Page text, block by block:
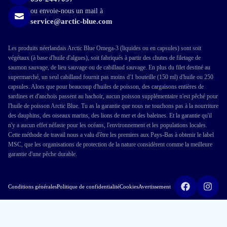
ou envoie-nous un mail à
service@arctic-blue.com
Les produits néerlandais Arctic Blue Omega-3 (liquides ou en capsules) sont soit
végétaux (à base d'huile d'algues), soit fabriqués à partir des chutes de filetage de
saumon sauvage, de lieu sauvage ou de cabillaud sauvage. En plus du filet destiné au
supermarché, un seul cabillaud fournit pas moins d'1 bouteille (150 ml) d'huile ou 250
capsules. Alors que pour beaucoup d'huiles de poisson, des cargaisons entières de
sardines et d'anchois passent au hachoir, aucun poisson supplémentaire n'est pêché pour
l'huile de poisson Arctic Blue. Tu as la garantie que nous ne touchons pas à la nourriture
des dauphins, des oiseaux marins, des lions de mer et des baleines. Et la garantie qu'il
n'y a aucun effet néfaste pour les océans, l'environnement et les populations locales.
Cette méthode de travail nous a valu d'être les premiers aux Pays-Bas à obtenir le label
MSC, que les organisations de protection de la nature considèrent comme la meilleure
garantie d'une pêche durable.
Conditions généralesPolitique de confidentialitéCookiesAvertissement